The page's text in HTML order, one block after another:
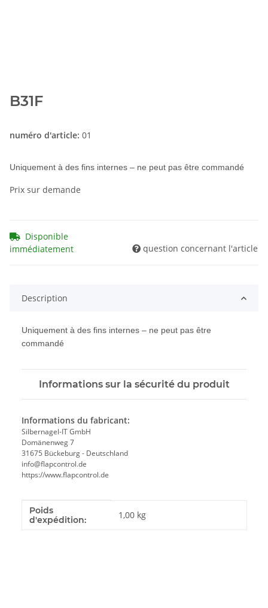
B31F
numéro d'article: 01
Uniquement à des fins internes – ne peut pas être commandé
Prix sur demande
Disponible
immédiatement
question concernant l'article
Description
Uniquement à des fins internes – ne peut pas être
commandé
Informations sur la sécurité du produit
Informations du fabricant:
Silbernagel-IT GmbH
Domänenweg 7
31675 Bückeburg - Deutschland
info@flapcontrol.de
https://www.flapcontrol.de
#productDetails.itemInformation#
#productDetails.itemValue#
Poids
d'expédition:
1,00 kg